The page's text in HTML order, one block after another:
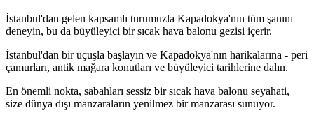
İstanbul'dan gelen kapsamlı turumuzla Kapadokya'nın tüm şanını
deneyin, bu da büyüleyici bir sıcak hava balonu gezisi içerir.
İstanbul'dan bir uçuşla başlayın ve Kapadokya'nın harikalarına - peri
çamurları, antik mağara konutları ve büyüleyici tarihlerine dalın.
En önemli nokta, sabahları sessiz bir sıcak hava balonu seyahati,
size dünya dışı manzaraların yenilmez bir manzarası sunuyor.